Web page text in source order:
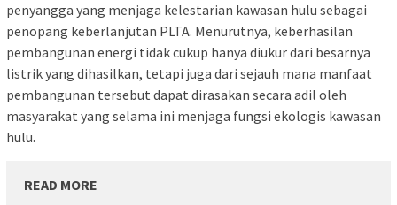
penyangga yang menjaga kelestarian kawasan hulu sebagai
penopang keberlanjutan PLTA. Menurutnya, keberhasilan
pembangunan energi tidak cukup hanya diukur dari besarnya
listrik yang dihasilkan, tetapi juga dari sejauh mana manfaat
pembangunan tersebut dapat dirasakan secara adil oleh
masyarakat yang selama ini menjaga fungsi ekologis kawasan
hulu.
READ MORE